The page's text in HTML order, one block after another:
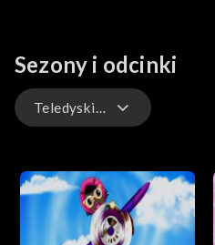
Sezony i odcinki
Teledyski – Figu Migu
Teledyski – Przyjaciele Misia i Margolci